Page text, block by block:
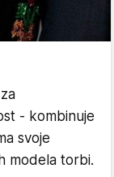
- kombinuje
svoje
modela torbi.